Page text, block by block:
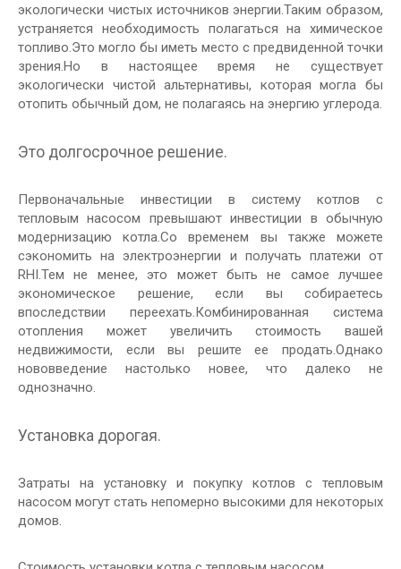
экологически чистых источников энергии.Таким образом,
устраняется необходимость полагаться на химическое
топливо.Это могло бы иметь место с предвиденной точки
зрения.Но в настоящее время не существует
экологически чистой альтернативы, которая могла бы
отопить обычный дом, не полагаясь на энергию углерода.
Это долгосрочное решение.
Первоначальные инвестиции в систему котлов с
тепловым насосом превышают инвестиции в обычную
модернизацию котла.Со временем вы также можете
сэкономить на электроэнергии и получать платежи от
RHI.Тем не менее, это может быть не самое лучшее
экономическое решение, если вы собираетесь
впоследствии переехать.Комбинированная система
отопления может увеличить стоимость вашей
недвижимости, если вы решите ее продать.Однако
нововведение настолько новее, что далеко не
однозначно.
Установка дорогая.
Затраты на установку и покупку котлов с тепловым
насосом могут стать непомерно высокими для некоторых
домов.